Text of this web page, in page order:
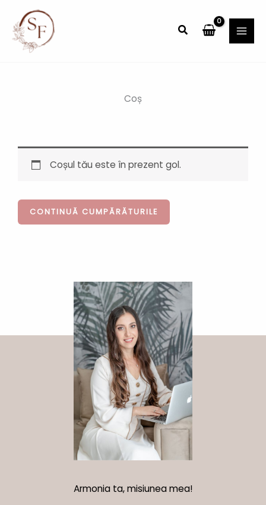
content
Search
Coș
Coșul tău este în prezent gol.
CONTINUĂ CUMPĂRĂTURILE
Armonia ta, misiunea mea!